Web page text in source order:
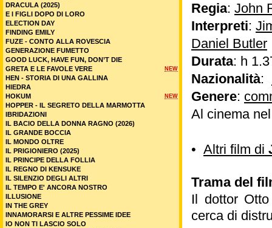
Regia: John
Interpreti:
Daniel Butler
Durata: h
Nazionalità:
Genere:
Al cinema
• Altri film di
Trama del
Il dottor
cerca di
DRACULA (2025)
E I FIGLI DOPO DI LORO
ELECTION DAY
FINDING EMILY
FUZE - CONTO ALLA ROVESCIA
GENERAZIONE FUMETTO
GOOD LUCK, HAVE FUN, DON’T DIE
NEW
GRETA E LE FAVOLE VERE
HEN - STORIA DI UNA GALLINA
HIEDRA
NEW
HOKUM
HOPPER - IL SEGRETO DELLA MARMOTTA
IBRIDAZIONI
IL BACIO DELLA DONNA RAGNO (2026)
IL GRANDE BOCCIA
IL MONDO OLTRE
IL PRIGIONIERO (2025)
IL PRINCIPE DELLA FOLLIA
IL REGNO DI KENSUKE
IL SILENZIO DEGLI ALTRI
IL TEMPO E' ANCORA NOSTRO
ILLUSIONE
IN THE GREY
INNAMORARSI E ALTRE PESSIME IDEE
IO NON TI LASCIO SOLO